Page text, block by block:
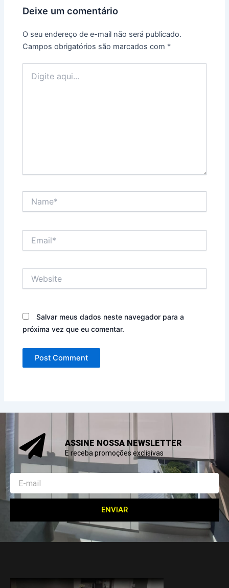
Deixe um comentário
O seu endereço de e-mail não será publicado.
Campos obrigatórios são marcados com *
aqui...
Salvar meus dados neste navegador para a
próxima vez que eu comentar.
ASSINE NOSSA NEWSLETTER
E receba promoções exclisivas
ENVIAR